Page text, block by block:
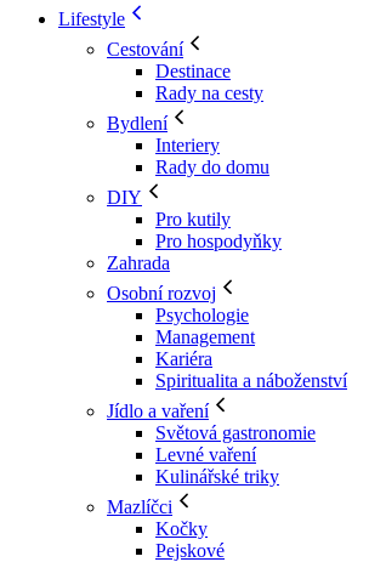
Lifestyle
Cestování
Destinace
Rady na cesty
Bydlení
Interiery
Rady do domu
DIY
Pro kutily
Pro hospodyňky
Zahrada
Osobní rozvoj
Psychologie
Management
Kariéra
Spiritualita a náboženství
Jídlo a vaření
Světová gastronomie
Levné vaření
Kulinářské triky
Mazlíčci
Kočky
Pejskové